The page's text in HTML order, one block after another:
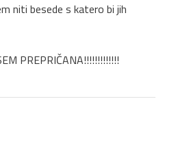
niti besede s katero bi jih
PREPRIČANA!!!!!!!!!!!!!